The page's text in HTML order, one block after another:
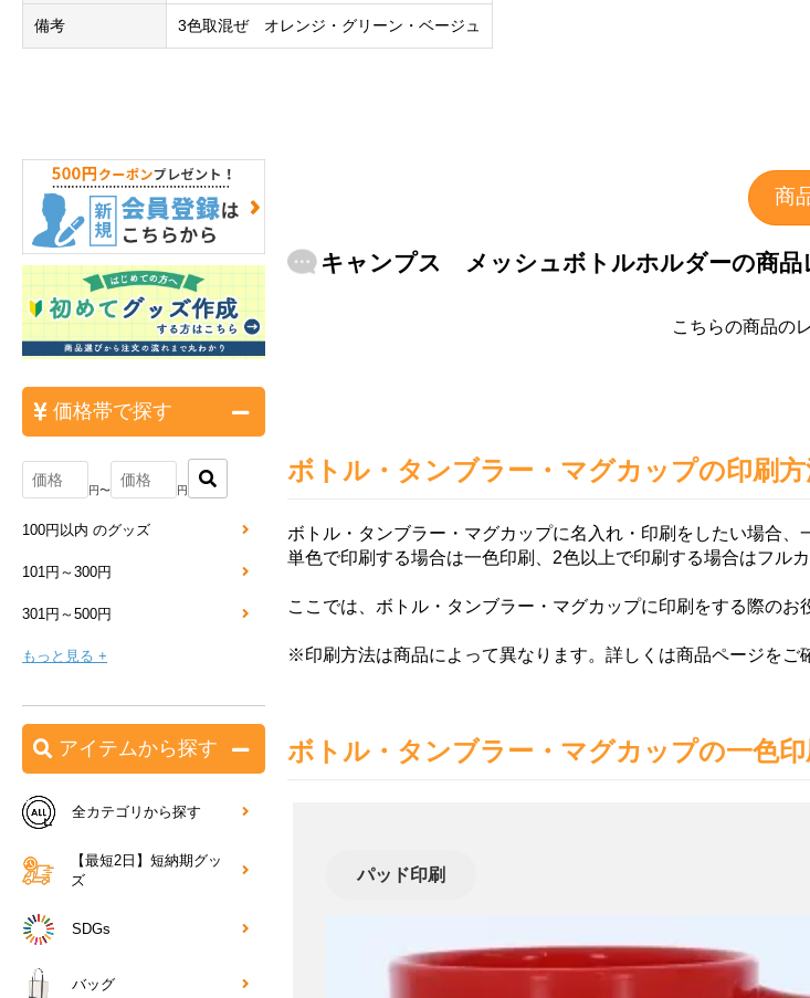
備考 3色取混ぜ オレンジ・グリーン・ベージュ
お買い物を続ける
価格帯で探す
円〜 円
100円以内 のグッズ
101円～300円
301円～500円
もっと見る +
アイテムから探す
全カテゴリから探す
【最短2日】短納期グッ
ズ
SDGs
バッグ
商
キャンプス メッシュボトルホルダーの商品
こちらの商品の
ボトル・タンブラー・マグカップの印刷
ボトル・タンブラー・マグカップに名入れ・印刷をしたい場合、
単色で印刷する場合は一色印刷、2色以上で印刷する場合はフルカ
ここでは、ボトル・タンブラー・マグカップに印刷をする際のお
※印刷方法は商品によって異なります。詳しくは商品ページをご
ボトル・タンブラー・マグカップの一色
パッド印刷